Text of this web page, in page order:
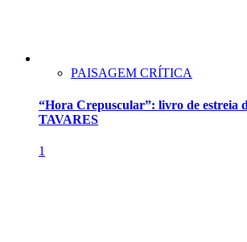
PAISAGEM CRÍTICA
“Hora Crepuscular”: livro de estreia
TAVARES
1